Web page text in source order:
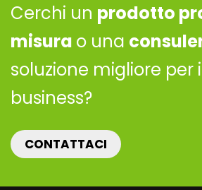
Cerchi un prodotto
misura o una
soluzione migliore per
business?
CONTATTACI